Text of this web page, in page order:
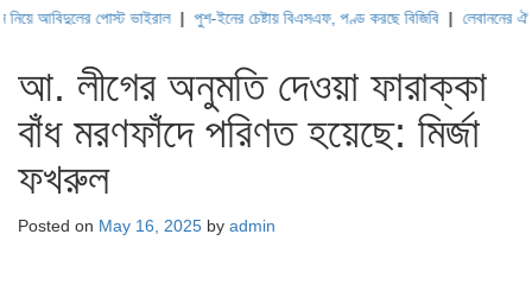
পোস্ট ভাইরাল|পুশ-ইনের চেষ্টায় বিএসএফ, পণ্ড করছে বিজিবি|লেবাননের ঐতিহাসিক
আ. লীগের অনুমতি দেওয়া ফারাক্কা
বাঁধ মরণফাঁদে পরিণত হয়েছে: মির্জা
ফখরুল
Posted on May 16, 2025 by admin